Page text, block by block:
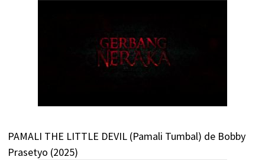
PAMALI THE LITTLE DEVIL (Pamali Tumbal) de Bobby
Prasetyo (2025)